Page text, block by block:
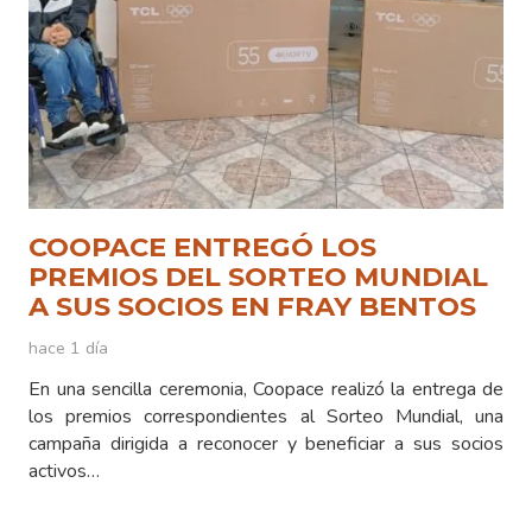
COOPACE ENTREGÓ LOS
PREMIOS DEL SORTEO MUNDIAL
A SUS SOCIOS EN FRAY BENTOS
hace 1 día
En una sencilla ceremonia, Coopace realizó la entrega de
los premios correspondientes al Sorteo Mundial, una
campaña dirigida a reconocer y beneficiar a sus socios
activos…